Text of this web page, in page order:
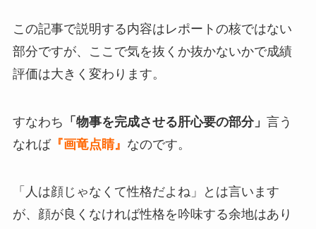
この記事で説明する内容はレポートの核ではない
部分ですが、ここで気を抜くか抜かないかで成績
評価は大きく変わります。
すなわち 「物事を完成させる肝心要の部分」 言う
なれば『画竜点睛』 なのです。
「人は顔じゃなくて性格だよね」とは言います
が、顔が良くなければ性格を吟味する余地はあり